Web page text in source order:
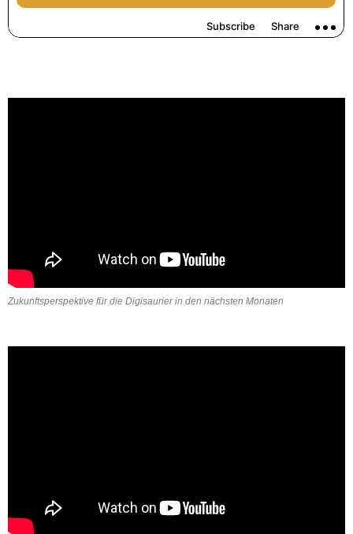
Zukunftsperspektive für die Digisaurier in den nächsten Monaten